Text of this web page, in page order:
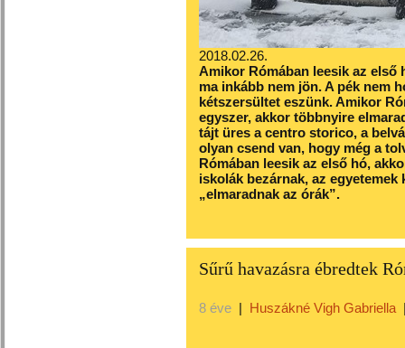
2018.02.26.
Amikor Rómában leesik az első
ma inkább nem jön. A pék nem
kétszersültet eszünk. Amikor
egyszer, akkor többnyire
tájt üres a centro storico, a
olyan csend van, hogy még a
Rómában leesik az első hó,
iskolák bezárnak, az
„elmaradnak az órák”.
Sűrű havazásra ébredtek
8 éve | Huszákné Vigh Gabriella